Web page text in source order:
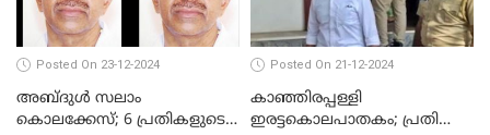
Posted On 23-12-2024
അബ്ദുള്‍ സലാം
കൊലക്കേസ്‌; 6 പ്രതികളുടെ
Posted On 21-12-2024
കാഞ്ഞിരപ്പള്ളി
ഇരട്ടകൊലപാതകം; പ്രതി